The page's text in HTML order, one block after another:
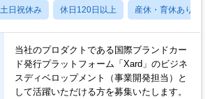
土日祝休み 休日120日以上 産休・育休あり
当社のプロダクトである国際ブランドカー
ド発行プラットフォーム「Xard」のビジネ
スディベロップメント（事業開発担当）と
して活躍いただける方を募集いたします。